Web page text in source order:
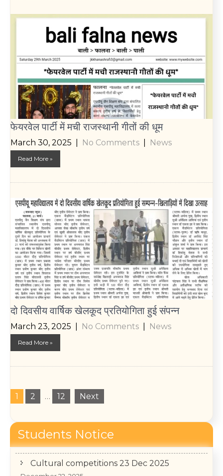
फेयरवेल पार्टी में मची राजस्थानी गीतों की धूम
March 30, 2025 No Comments News
Read More »
दो दिवसीय वार्षिक खेलकूद प्रतियोगिता हुई संपन्न
March 23, 2025 No Comments News
Read More »
1 2 … 12 Next
Students Notice
Cultural competitions 23 Dec 2025
December 22, 2025